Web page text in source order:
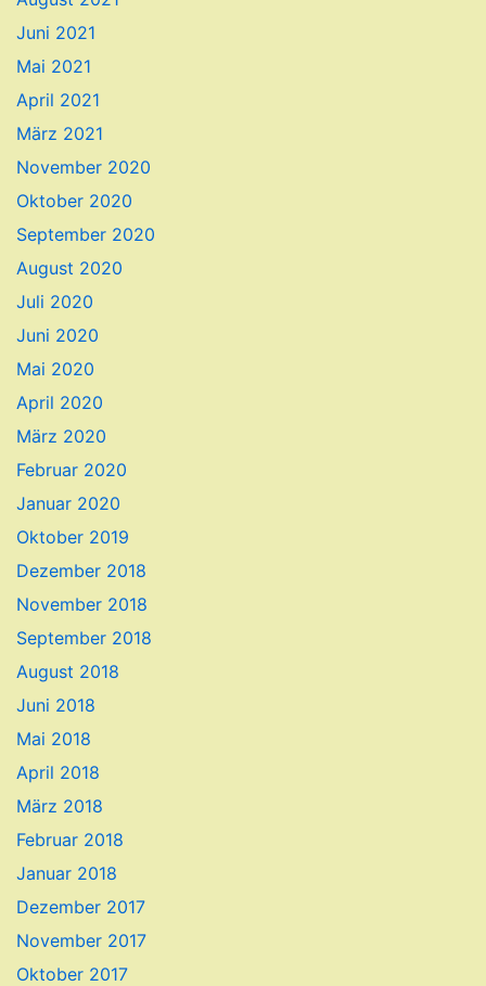
Juni 2021
Mai 2021
April 2021
März 2021
November 2020
Oktober 2020
September 2020
August 2020
Juli 2020
Juni 2020
Mai 2020
April 2020
März 2020
Februar 2020
Januar 2020
Oktober 2019
Dezember 2018
November 2018
September 2018
August 2018
Juni 2018
Mai 2018
April 2018
März 2018
Februar 2018
Januar 2018
Dezember 2017
November 2017
Oktober 2017